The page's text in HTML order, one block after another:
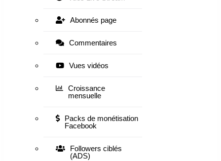
Abonnés page
Commentaires
Vues vidéos
Croissance
mensuelle
Packs de monétisation
Facebook
Followers ciblés
(ADS)